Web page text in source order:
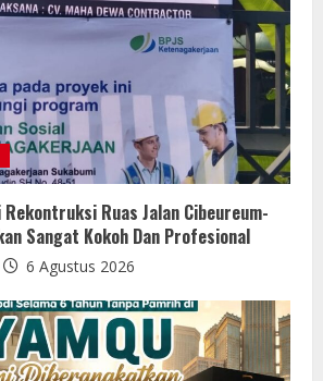
Rekontruksi Ruas Jalan Cibeureum-
Sangat Kokoh Dan Profesional
6 Agustus 2026